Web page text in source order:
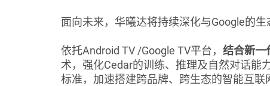
面向未来，华曦达将持续深化与Google的
依托Android TV /Google TV平台， 结合新一
术，强化Cedar的训练、推理及自然对话能力
标准，加速搭建跨品牌、跨生态的智能互联